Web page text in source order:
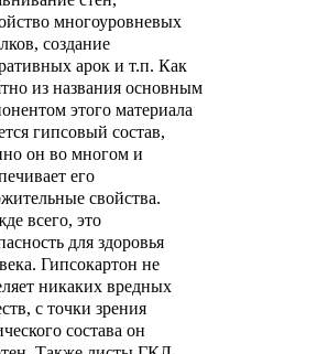
многоуровневых
создание
арок и т.п. Как
из названия основным
этого материала
гипсовый состав,
он во многом и
его
свойства.
всего, это
для здоровья
Гипсокартон не
никаких вредных
с точки зрения
состава он